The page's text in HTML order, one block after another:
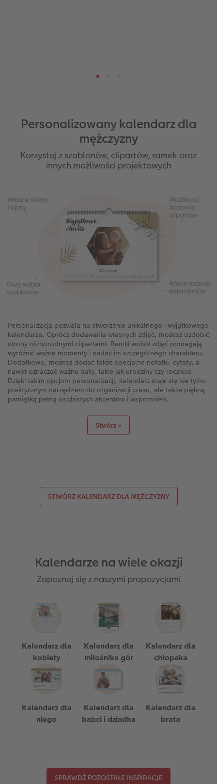
Personalizowany kalendarz dla
mężczyzny
Korzystaj z szablonów, clipartów, ramek oraz
innych możliwości projektowych
Personalizacja pozwala na stworzenie unikalnego i wyjątkowego
kalendarza. Oprócz dodawania własnych zdjęć, możesz ozdobić
strony różnorodnymi clipartami. Ramki wokół zdjęć pomagają
wyróżnić ważne momenty i nadać im szczególnego charakteru.
Dodatkowo, możesz dodać także specjalne notatki, cytaty, a
nawet oznaczać ważne daty, takie jak urodziny czy rocznice.
Dzięki takim opcjom personalizacji, kalendarz staje się nie tylko
praktycznym narzędziem do organizacji czasu, ale także piękną
pamiątką pełną osobistych akcentów i wspomnień.
Stwórz >
STWÓRZ KALENDARZ DLA MĘŻCZYZNY
Kalendarze na wiele okazji
Zapoznaj się z naszymi propozycjami
Kalendarz dla
kobiety
Kalendarz dla
miłośnika gór
Kalendarz dla
chłopaka
Kalendarz dla
niego
Kalendarz dla
babci i dziadka
Kalendarz dla
brata
SPRAWDŹ POZOSTAŁE INSPIRACJE